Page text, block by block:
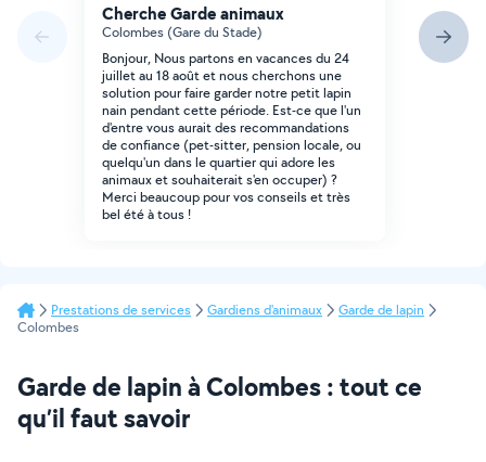
Cherche Garde animaux
Colombes (Gare du Stade)
Bonjour, Nous partons en vacances du 24
juillet au 18 août et nous cherchons une
solution pour faire garder notre petit lapin
nain pendant cette période. Est-ce que l'un
d'entre vous aurait des recommandations
de confiance (pet-sitter, pension locale, ou
quelqu'un dans le quartier qui adore les
animaux et souhaiterait s'en occuper) ?
Merci beaucoup pour vos conseils et très
bel été à tous !
Prestations de services Gardiens d'animaux
Garde de lapin
Colombes
Garde de lapin à Colombes : tout ce
qu’il faut savoir